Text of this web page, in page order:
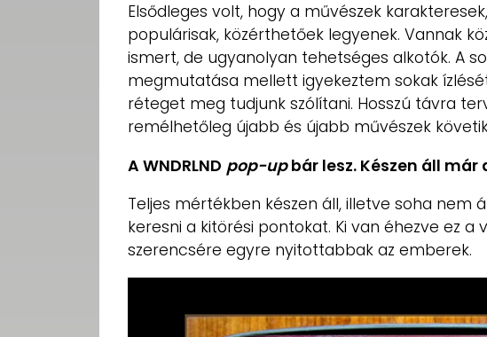
Elsődleges volt, hogy a művészek
populárisak, közérthetőek legyenek. Vannak
ismert, de ugyanolyan tehetséges alkotók. A
megmutatása mellett igyekeztem sokak
réteget meg tudjunk szólítani. Hosszú távra
remélhetőleg újabb és újabb művészek
A WNDRLND pop-upbár lesz. Készen áll már
Teljes mértékben készen áll, illetve soha nem
keresni a kitörési pontokat. Ki van éhezve ez a
szerencsére egyre nyitottabbak az emberek.